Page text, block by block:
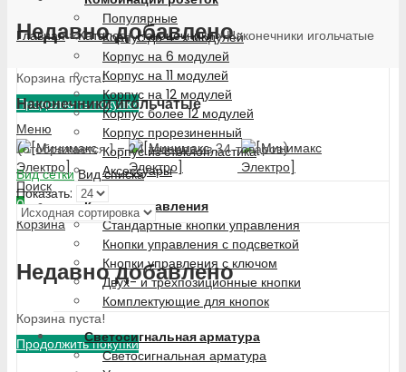
Недавно добавлено
Корзина пуста!
Продолжить покупки
Меню
Поиск
0
Корзина
Недавно добавлено
Корзина пуста!
Продолжить покупки
Популярные
Корпус до 4-х модулей
Корпус на 6 модулей
Корпус на 11 модулей
Корпус на 12 модулей
Корпус более 12 модулей
Корпус прорезиненный
Корпус из стеклопластика
Аксессуары
Кнопки управления
Стандартные кнопки управления
Кнопки управления с подсветкой
Кнопки управления с ключом
Двух- и трехпозиционные кнопки
Комплектующие для кнопок
Светосигнальная арматура
Светосигнальная арматура
Главная»Каталог»Наконечники»Наконечники игольчатые
Наконечники игольчатые
(отображается 1 – 24 товаров из 34 товаров)
Вид сетки Вид списка
Показать: